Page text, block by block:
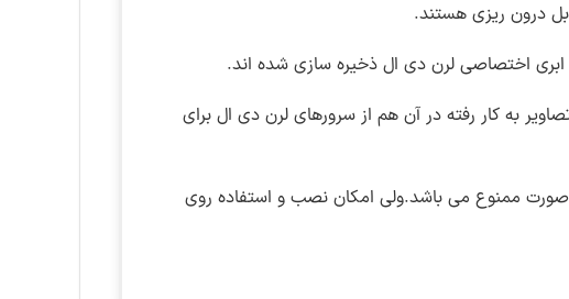
اختصاصی لرن دی ال ذخیره سازی شده اند.
به کار رفته در آن هم از سرورهای لرن دی ال برای
صورت ممنوع می باشد.ولی امکان نصب و استفاده روی